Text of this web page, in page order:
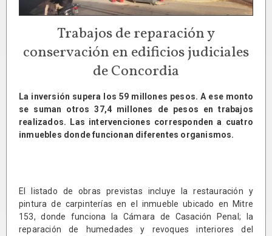
Trabajos de reparación y
conservación en edificios judiciales
de Concordia
La inversión supera los 59 millones pesos. A ese monto
se suman otros 37,4 millones de pesos en trabajos
realizados. Las intervenciones corresponden a cuatro
inmuebles donde funcionan diferentes organismos.
El listado de obras previstas incluye la restauración y
pintura de carpinterías en el inmueble ubicado en Mitre
153, donde funciona la Cámara de Casación Penal; la
reparación de humedades y revoques interiores del